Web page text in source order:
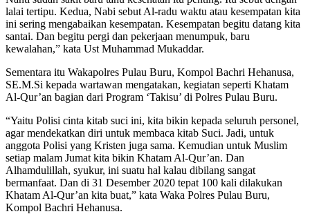
lalai tertipu. Kedua, Nabi sebut Al-radu waktu atau kesempatan kita
ini sering mengabaikan kesempatan. Kesempatan begitu datang kita
santai. Dan begitu pergi dan pekerjaan menumpuk, baru
kewalahan,” kata Ust Muhammad Mukaddar.
Sementara itu Wakapolres Pulau Buru, Kompol Bachri Hehanusa,
SE.M.Si kepada wartawan mengatakan, kegiatan seperti Khatam
Al-Qur’an bagian dari Program ‘Takisu’ di Polres Pulau Buru.
“Yaitu Polisi cinta kitab suci ini, kita bikin kepada seluruh personel,
agar mendekatkan diri untuk membaca kitab Suci. Jadi, untuk
anggota Polisi yang Kristen juga sama. Kemudian untuk Muslim
setiap malam Jumat kita bikin Khatam Al-Qur’an. Dan
Alhamdulillah, syukur, ini suatu hal kalau dibilang sangat
bermanfaat. Dan di 31 Desember 2020 tepat 100 kali dilakukan
Khatam Al-Qur’an kita buat,” kata Waka Polres Pulau Buru,
Kompol Bachri Hehanusa.